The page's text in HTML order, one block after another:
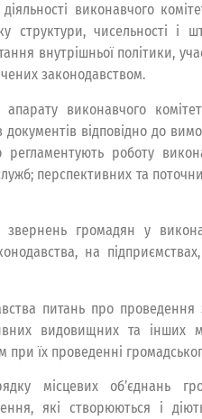
виконавчого
чисельності і
внутрішньої політики,
законодавством.
виконавчого
відповідно до
роботу
перспективних та
громадян у
на
питань про проведення
видовищних та інших
їх проведенні
місцевих об’єднань
які створюються і